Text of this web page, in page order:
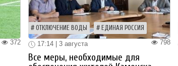
372
ОТКЛЮЧЕНИЕ ВОДЫ ЕДИНАЯ РОССИЯ
798
17:14 | 3 августа
Все меры, необходимые для